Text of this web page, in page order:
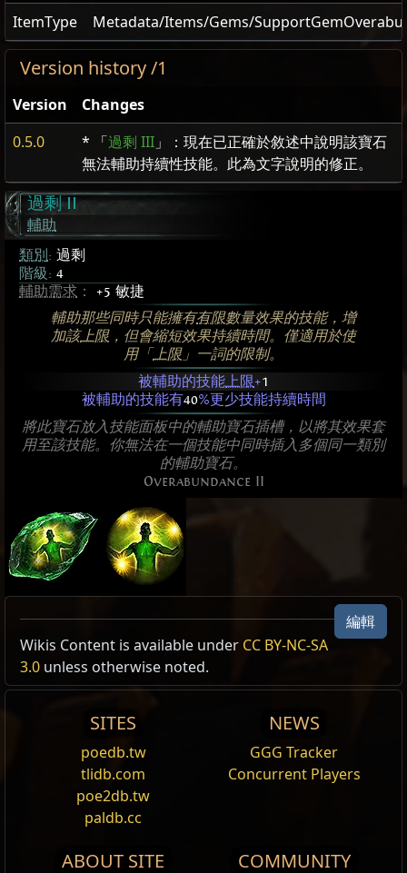
ItemType
Metadata/Items/Gems/
Version history /1
Version
Changes
0.5.0
* 「過剩 III 」：現在已正確於敘述中說明該寶石
無法輔助持續性技能。此為文字說明的修正。
過剩 II
輔助
類別 : 過剩
階級: 4
輔助需求 ： +5 敏捷
輔助那些同時只能擁有有限數量效果的技能，增
加該上限，但會縮短效果持續時間。僅適用於使
用「上限」一詞的限制。
被輔助的技能上限+1
被輔助的技能有40%更少技能持續時間
將此寶石放入技能面板中的輔助寶石插槽，以將其效果套
用至該技能。你無法在一個技能中同時插入多個同一類別
的輔助寶石。
Overabundance II
Allow Type: Limit
Reset
震波圖騰
召出一個圖騰重擊
附近地面，對附近敵人造成多次傷
害。碎裂地面被此
擊中時會噴發，對身處其中的
敵人造成傷害。
。此技能可以
變形期間使用。
猛擊地面，對一片區域造成傷害並留下會緩速敵人的
編輯
Wikis Content is available under CC BY-NC-SA
3.0 unless otherwise noted.
SITES
poedb.tw
tlidb.com
poe2db.tw
paldb.cc
NEWS
GGG Tracker
Concurrent Players
ABOUT SITE COMMUNITY